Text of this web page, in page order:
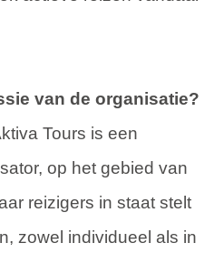
van de organisatie?
Tours is een
op het gebied van
reizigers in staat stelt
zowel individueel als in